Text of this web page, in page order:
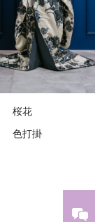
桜花
色打掛